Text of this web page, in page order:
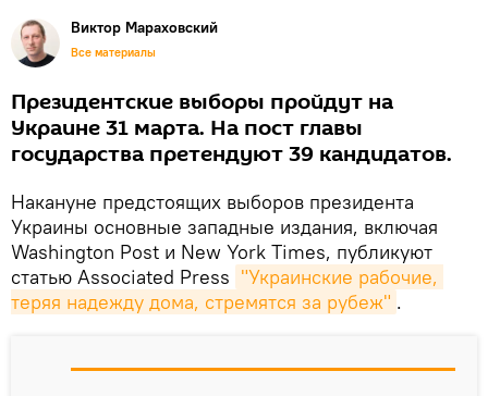
Виктор Мараховский
Все материалы
Президентские выборы пройдут на
Украине 31 марта. На пост главы
государства претендуют 39 кандидатов.
Накануне предстоящих выборов президента
Украины основные западные издания, включая
Washington Post и New York Times, публикуют
статью Associated Press "Украинские рабочие,
теряя надежду дома, стремятся за рубеж" .